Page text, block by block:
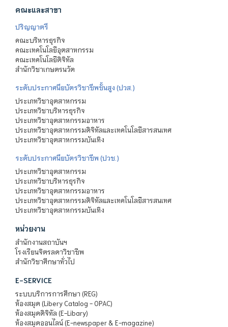
คณะและสาขา
ปริญญาตรี
คณะบริหารธุรกิจ
คณะเทคโนโลยีอุตสาหกรรม
คณะเทคโนโลยีดิจิทัล
สำนักวิชาเกษตรนวัต
ระดับประกาศนียบัตรวิชาชีพชั้นสูง (ปวส.)
ประเภทวิชาอุตสาหกรรม
ประเภทวิชาบริหารธุรกิจ
ประเภทวิชาอุตสาหกรรมอาหาร
ประเภทวิชาอุตสาหกรรมดิจิทัลและเทคโนโลยีสารสนเทศ
ประเภทวิชาอุตสาหกรรมบันเทิง
ระดับประกาศนียบัตรวิชาชีพ (ปวช.)
ประเภทวิชาอุตสาหกรรม
ประเภทวิชาบริหารธุรกิจ
ประเภทวิชาอุตสาหกรรมอาหาร
ประเภทวิชาอุตสาหกรรมดิจิทัลและเทคโนโลยีสารสนเทศ
ประเภทวิชาอุตสาหกรรมบันเทิง
หน่วยงาน
สำนักงานสถาบันฯ
โรงเรียนจิตรลดาวิชาชีพ
สำนักวิชาศึกษาทั่วไป
E-SERVICE
ระบบบริการการศึกษา (REG)
ห้องสมุด (Libery Catalog - OPAC)
ห้องสมุดดิจิทัล (E-Libary)
ห้องสมุดออนไลน์ (E-newspaper & E-magazine)